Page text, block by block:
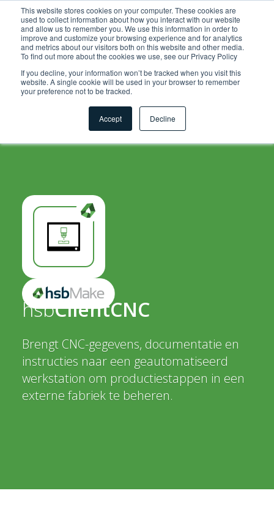
This website stores cookies on your computer. These cookies are
used to collect information about how you interact with our website
and allow us to remember you. We use this information in order to
improve and customize your browsing experience and for analytics
and metrics about our visitors both on this website and other media.
To find out more about the cookies we use, see our Privacy Policy
If you decline, your information won’t be tracked when you visit this
website. A single cookie will be used in your browser to remember
your preference not to be tracked.
Accept Decline
.grid-toolsets.share .toolset-tile:first-of-type{ background-
color:#F6A81C; }
hsbClientCNC
Brengt CNC-gegevens, documentatie en
instructies naar een geautomatiseerd
werkstation om productiestappen in een
externe fabriek te beheren.